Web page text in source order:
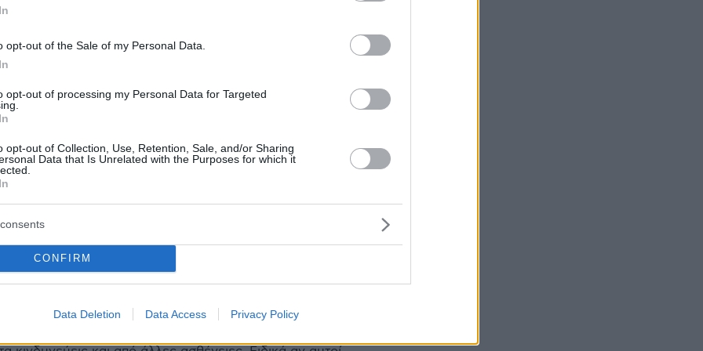
opt-out of the Sale of my Personal Data.
opt-out of processing my Personal Data for Targeted
opt-out of Collection, Use, Retention, Sale, and/or Sharing
Data that Is Unrelated with the Purposes for which it
CONFIRM
Data Deletion Data Access Privacy Policy
σε επαφή με κρούσμα
protothema.gr στο Google Newsκαι μάθετε πρώτοι
Ειδήσειςαπό την Ελλάδα και τον Κόσμο, τη
στο
(5)